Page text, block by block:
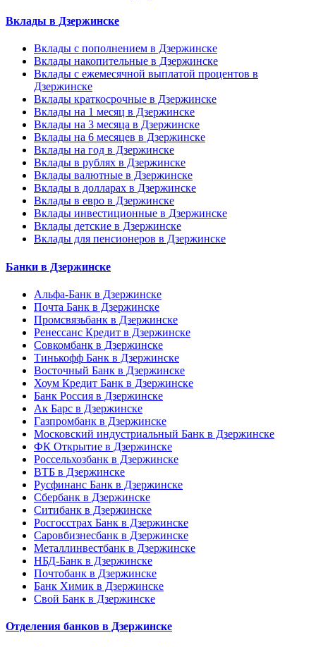
Вклады в Дзержинске
Вклады с пополнением в Дзержинске
Вклады накопительные в Дзержинске
Вклады с ежемесячной выплатой процентов в
Дзержинске
Вклады краткосрочные в Дзержинске
Вклады на 1 месяц в Дзержинске
Вклады на 3 месяца в Дзержинске
Вклады на 6 месяцев в Дзержинске
Вклады на год в Дзержинске
Вклады в рублях в Дзержинске
Вклады валютные в Дзержинске
Вклады в долларах в Дзержинске
Вклады в евро в Дзержинске
Вклады инвестиционные в Дзержинске
Вклады детские в Дзержинске
Вклады для пенсионеров в Дзержинске
Банки в Дзержинске
Альфа-Банк в Дзержинске
Почта Банк в Дзержинске
Промсвязьбанк в Дзержинске
Ренессанс Кредит в Дзержинске
Совкомбанк в Дзержинске
Тинькофф Банк в Дзержинске
Восточный Банк в Дзержинске
Хоум Кредит Банк в Дзержинске
Банк Россия в Дзержинске
Ак Барс в Дзержинске
Газпромбанк в Дзержинске
Московский индустриальный Банк в Дзержинске
ФК Открытие в Дзержинске
Россельхозбанк в Дзержинске
ВТБ в Дзержинске
Русфинанс Банк в Дзержинске
Сбербанк в Дзержинске
Ситибанк в Дзержинске
Росгосстрах Банк в Дзержинске
Саровбизнесбанк в Дзержинске
Металлинвестбанк в Дзержинске
НБД-Банк в Дзержинске
Почтобанк в Дзержинске
Банк Химик в Дзержинске
Свой Банк в Дзержинске
Отделения банков в Дзержинске